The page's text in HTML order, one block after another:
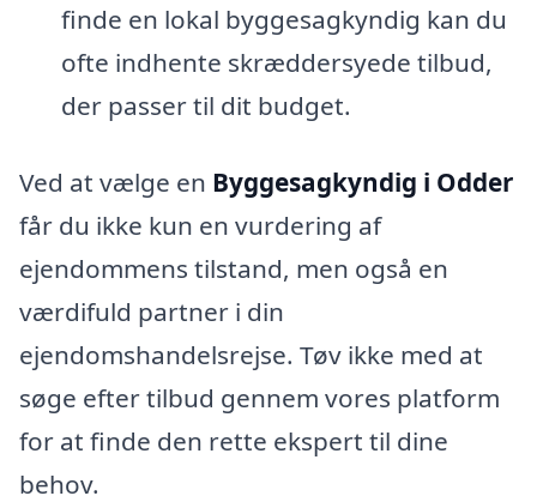
finde en lokal byggesagkyndig kan du
ofte indhente skræddersyede tilbud,
der passer til dit budget.
Ved at vælge en Byggesagkyndig i Odder
får du ikke kun en vurdering af
ejendommens tilstand, men også en
værdifuld partner i din
ejendomshandelsrejse. Tøv ikke med at
søge efter tilbud gennem vores platform
for at finde den rette ekspert til dine
behov.